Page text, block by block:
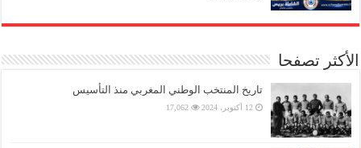
الأكثر تصفحا
تاريخ المنتخب الوطني المغربي منذ التأسيس
12 أكتوبر، 2024 17,062